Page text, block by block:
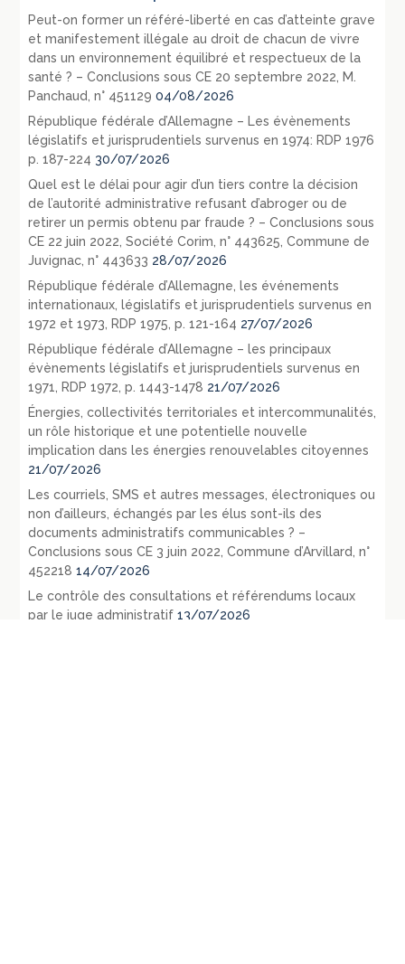
Peut-on former un référé-liberté en cas d’atteinte grave
et manifestement illégale au droit de chacun de vivre
dans un environnement équilibré et respectueux de la
santé ? – Conclusions sous CE 20 septembre 2022, M.
Panchaud, n° 451129 04/08/2026
République fédérale d’Allemagne – Les évènements
législatifs et jurisprudentiels survenus en 1974: RDP 1976
p. 187-224 30/07/2026
Quel est le délai pour agir d’un tiers contre la décision
de l’autorité administrative refusant d’abroger ou de
retirer un permis obtenu par fraude ? – Conclusions sous
CE 22 juin 2022, Société Corim, n° 443625, Commune de
Juvignac, n° 443633 28/07/2026
République fédérale d’Allemagne, les événements
internationaux, législatifs et jurisprudentiels survenus en
1972 et 1973, RDP 1975, p. 121-164 27/07/2026
République fédérale d’Allemagne – les principaux
évènements législatifs et jurisprudentiels survenus en
1971, RDP 1972, p. 1443-1478 21/07/2026
Énergies, collectivités territoriales et intercommunalités,
un rôle historique et une potentielle nouvelle
implication dans les énergies renouvelables citoyennes
21/07/2026
Les courriels, SMS et autres messages, électroniques ou
non d’ailleurs, échangés par les élus sont-ils des
documents administratifs communicables ? –
Conclusions sous CE 3 juin 2022, Commune d’Arvillard, n°
452218 14/07/2026
Le contrôle des consultations et référendums locaux
par le juge administratif 13/07/2026